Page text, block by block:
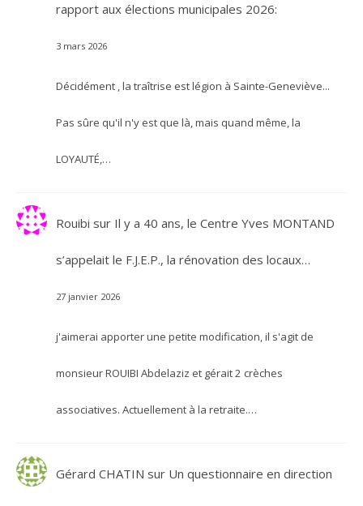
rapport aux élections municipales 2026:
3 mars 2026
Décidément , la traîtrise est légion à Sainte-Geneviève...
Pas sûre qu'il n'y est que là, mais quand même, la
LOYAUTÉ,…
Rouibi sur Il y a 40 ans, le Centre Yves MONTAND
s’appelait le F.J.E.P., la rénovation des locaux…
27 janvier 2026
j'aimerai apporter une petite modification, il s'agit de
monsieur ROUIBI Abdelaziz et gérait 2 crèches
associatives. Actuellement à la retraite.…
Gérard CHATIN sur Un questionnaire en direction